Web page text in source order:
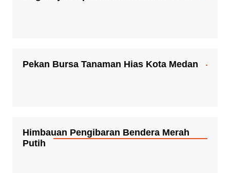
Pekan Bursa Tanaman Hias Kota Medan
Himbauan Pengibaran Bendera Merah
Putih